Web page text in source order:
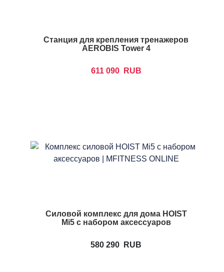
Станция для крепления тренажеров
AEROBIS Tower 4
611 090 RUB
Силовой комплекс для дома HOIST
Mi5 с набором аксессуаров
580 290 RUB